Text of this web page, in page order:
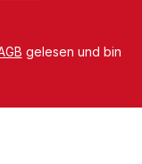
gelesen und bin